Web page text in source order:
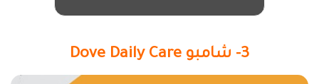
3- شامبو Dove Daily Care